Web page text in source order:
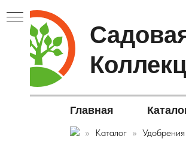
Главная
Каталог Удобрения